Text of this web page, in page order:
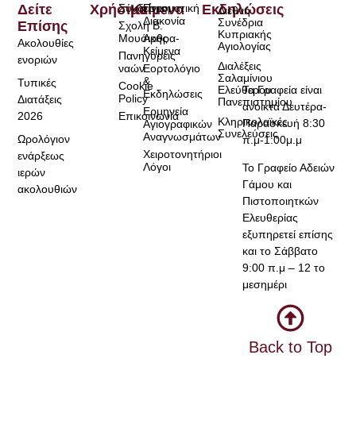
Τα Γραφεία είναι
ανοικτά Δευτέρα-
Παρασκευή 8:30
π.μ-1:00μ.μ
Το Γραφείο Αδειών
Γάμου και
Πιστοποιητκών
Ελευθερίας
εξυπηρετεί επίσης
και το Σάββατο
9:00 π.μ – 12 το
μεσημέρι
Back to Top
Χρήσιμα
Σύνδεσμοι
Σχολή Β.
Μουσικής
Πανηγύρεις
ναών
Cookie
Policy
Επικοινωνία
Κείμενα
Πνευματική
Διακονία
Άρθρα-
Κείμενα
Εορτολόγιο
&
Εκδηλώσεις
Ερμηνεία
Αγιογραφικών
Αναγνωσμάτων
Χειροτονητήριοι
Λόγοι
Δείτε
Επίσης
Ακολουθίες
ενοριών
Τυπικές
Διατάξεις
2026
Ωρολόγιον
ενάρξεως
ιερών
ακολουθιών
Εκδηλώσεις
Διεθνή
Συνέδρια
Κυπριακής
Αγιολογίας
Διαλέξεις
Σαλαμίνιου
Ελεύθερου
Πανεπιστημίου
Κληρικολαϊκές
Συνελεύσεις